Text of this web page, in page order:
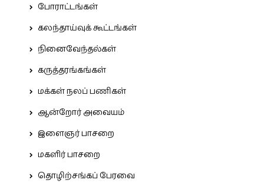
போராட்டங்கள்
கலந்தாய்வுக் கூட்டங்கள்
நினைவேந்தல்கள்
கருத்தரங்கங்கள்
மக்கள் நலப் பணிகள்
ஆன்றோர் அவையம்
இளைஞர் பாசறை
மகளிர் பாசறை
தொழிற்சங்கப் பேரவை